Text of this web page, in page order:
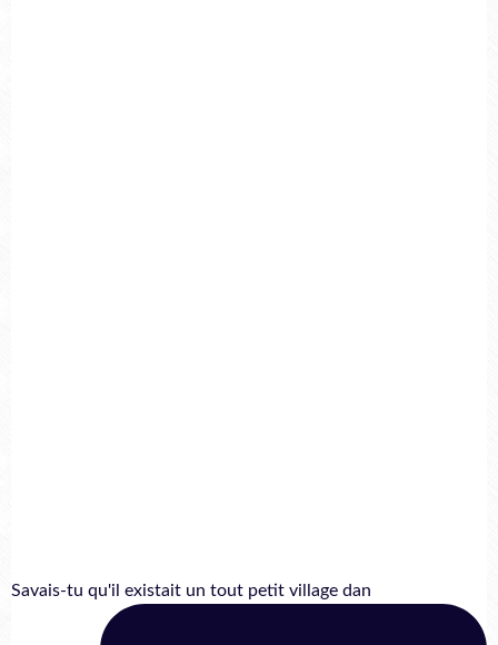
Savais-tu qu'il existait un tout petit village dan